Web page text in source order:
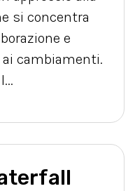
si concentra
e
cambiamenti.